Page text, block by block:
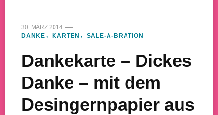
30. MÄRZ 2014
DANKE
KARTEN SALE-A-BRATION
Dankekarte – Dickes
Danke – mit dem
Desingernpapier aus